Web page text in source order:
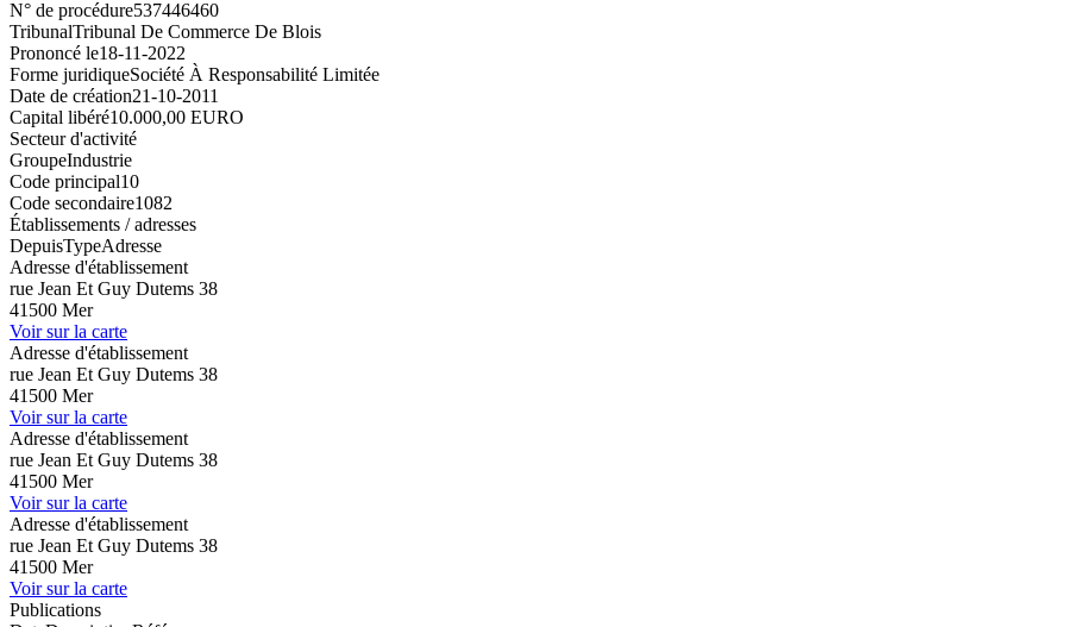
N° de procédure537446460
TribunalTribunal De Commerce De Blois
Prononcé le18-11-2022
Forme juridiqueSociété À Responsabilité Limitée
Date de création21-10-2011
Capital libéré10.000,00 EURO
Secteur d'activité
GroupeIndustrie
Code principal10
Code secondaire1082
Établissements / adresses
DepuisTypeAdresse
Adresse d'établissement
rue Jean Et Guy Dutems 38
41500 Mer
Voir sur la carte
Adresse d'établissement
rue Jean Et Guy Dutems 38
41500 Mer
Voir sur la carte
Adresse d'établissement
rue Jean Et Guy Dutems 38
41500 Mer
Voir sur la carte
Adresse d'établissement
rue Jean Et Guy Dutems 38
41500 Mer
Voir sur la carte
Publications